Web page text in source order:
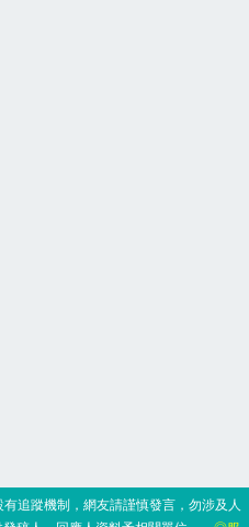
追蹤機制，網友請謹慎發言，勿涉及人